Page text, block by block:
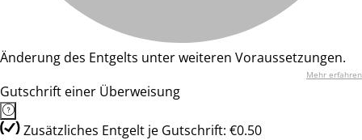
Änderung des Entgelts unter weiteren Voraussetzungen.
Mehr erfahren
Gutschrift einer Überweisung
Zusätzliches Entgelt je Gutschrift: €0.50